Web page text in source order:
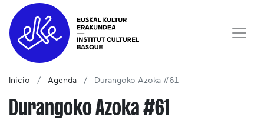
Inicio Agenda Durangoko Azoka #61
Durangoko Azoka #61